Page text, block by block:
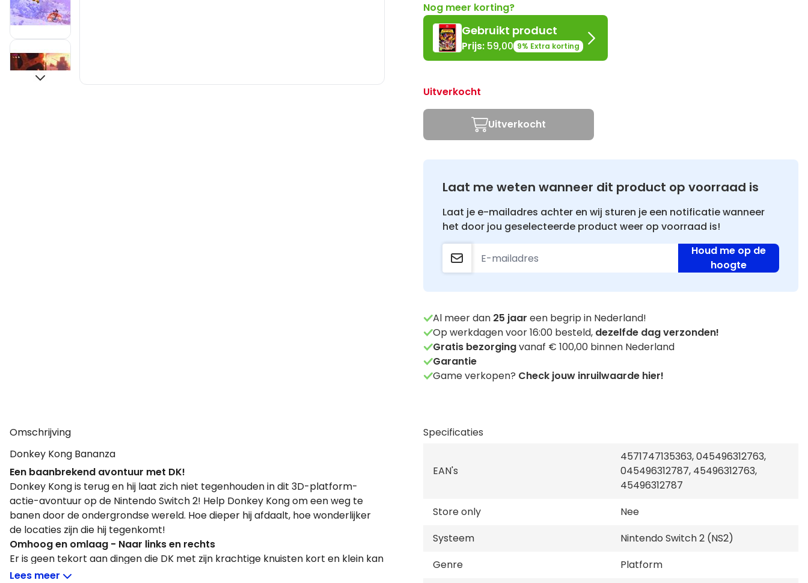
Nog meer korting?
Gebruikt product
Prijs: 59,00 9% Extra korting
Uitverkocht
Uitverkocht
Laat me weten wanneer dit product op voorraad is
Laat je e-mailadres achter en wij sturen je een notificatie wanneer
het door jou geselecteerde product weer op voorraad is!
Houd me op de
hoogte
Al meer dan 25 jaar een begrip in Nederland!
Op werkdagen voor 16:00 besteld, dezelfde dag verzonden!
Gratis bezorgingvanaf € 100,00 binnen Nederland
Garantie
Game verkopen? Check jouw inruilwaarde hier!
Omschrijving
Donkey Kong Bananza
Een baanbrekend avontuur met DK!
Donkey Kong is terug en hij laat zich niet tegenhouden in dit 3D-platform-
actie-avontuur op de Nintendo Switch 2! Help Donkey Kong om een weg te
banen door de ondergrondse wereld. Hoe dieper hij afdaalt, hoe wonderlijker
de locaties zijn die hij tegenkomt!
Omhoog en omlaag - Naar links en rechts
Er is geen tekort aan dingen die DK met zijn krachtige knuisten kort en klein kan
slaan. Beleef doorbraak na doorbraak in dit werkelijk verwoestbare avontuur.
Lees meer
Specificaties
EAN's
4571747135363, 045496312763,
045496312787, 45496312763,
45496312787
Store only
Nee
Systeem
Nintendo Switch 2 (NS2)
Genre
Platform